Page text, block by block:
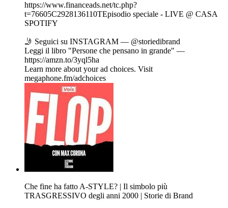
https://www.financeads.net/tc.php?
t=76605C2928136110TEpisodio speciale - LIVE @ CASA
SPOTIFY
🤳 Seguici su INSTAGRAM — ⁠⁠⁠@storiedibrand⁠⁠⁠
Leggi il libro "Persone che pensano in grande" —
⁠⁠⁠https://amzn.to/3yql5ha
Learn more about your ad choices. Visit
megaphone.fm/adchoices
Che fine ha fatto A-STYLE? | Il simbolo più
TRASGRESSIVO degli anni 2000 | Storie di Brand